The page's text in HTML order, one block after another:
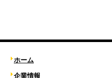
ホーム
企業情報